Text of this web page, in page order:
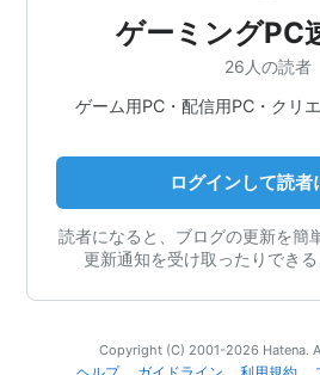
ゲーミングPC
26人の読者
ゲーム用PC・配信用PC・クリ
ログインして読者
読者になると、ブログの更新を簡
更新通知を受け取ったりできる
Copyright (C) 2001-2026 Hatena.